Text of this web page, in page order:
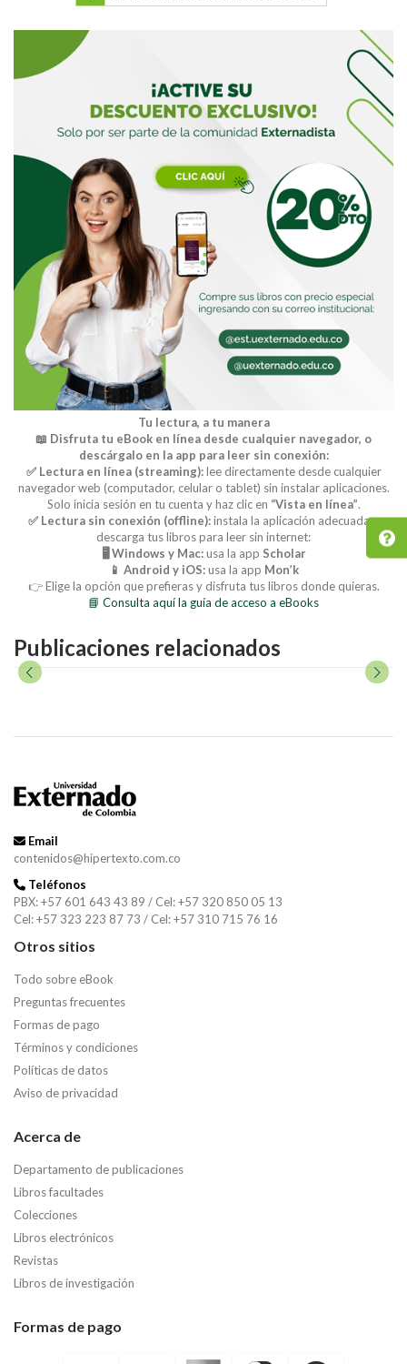
Tu lectura, a tu manera
📖 Disfruta tu eBook en línea desde cualquier navegador, o
descárgalo en la app para leer sin conexión:
✅ Lectura en línea (streaming):lee directamente desde cualquier
navegador web (computador, celular o tablet) sin instalar aplicaciones.
Solo inicia sesión en tu cuenta y haz clic en “Vista en línea”.
✅ Lectura sin conexión (offline):instala la aplicación adecuada y
descarga tus libros para leer sin internet:
🖥️ Windows y Mac:usa la app Scholar
📱 Android y iOS:usa la app Mon’k
👉 Elige la opción que prefieras y disfruta tus libros donde quieras.
📘 Consulta aquí la guía de acceso a eBooks
Publicaciones relacionados
Email
contenidos@hipertexto.com.co
Teléfonos
PBX: +57 601 643 43 89 / Cel: +57 320 850 05 13
Cel: +57 323 223 87 73 / Cel: +57 310 715 76 16
Otros sitios
Todo sobre eBook
Preguntas frecuentes
Formas de pago
Términos y condiciones
Políticas de datos
Aviso de privacidad
Acerca de
Departamento de publicaciones
Libros facultades
Colecciones
Libros electrónicos
Revistas
Libros de investigación
Formas de pago